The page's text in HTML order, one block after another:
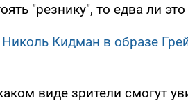
"резнику", то едва ли
Николь Кидман в образе
виде зрители смогут